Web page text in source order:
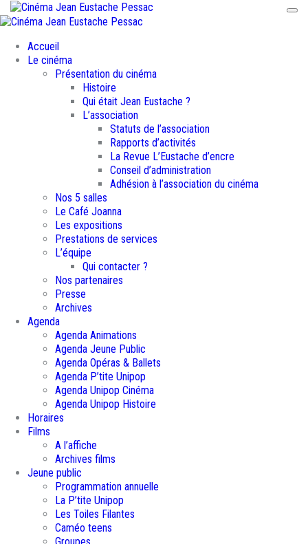
Accueil
Le cinéma
Présentation du cinéma
Histoire
Qui était Jean Eustache ?
L’association
Statuts de l’association
Rapports d’activités
La Revue L’Eustache d’encre
Conseil d’administration
Adhésion à l’association du cinéma
Nos 5 salles
Le Café Joanna
Les expositions
Prestations de services
L’équipe
Qui contacter ?
Nos partenaires
Presse
Archives
Agenda
Agenda Animations
Agenda Jeune Public
Agenda Opéras & Ballets
Agenda P’tite Unipop
Agenda Unipop Cinéma
Agenda Unipop Histoire
Horaires
Films
A l’affiche
Archives films
Jeune public
Programmation annuelle
La P’tite Unipop
Les Toiles Filantes
Caméo teens
Groupes